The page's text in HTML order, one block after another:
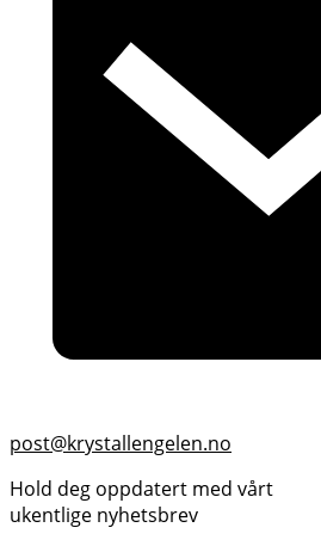
post@krystallengelen.no
Hold deg oppdatert med vårt
ukentlige nyhetsbrev